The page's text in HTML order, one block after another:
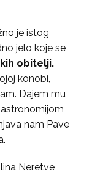
je istog
jelo koje se
obitelji.
konobi,
Dajem mu
nam Pave